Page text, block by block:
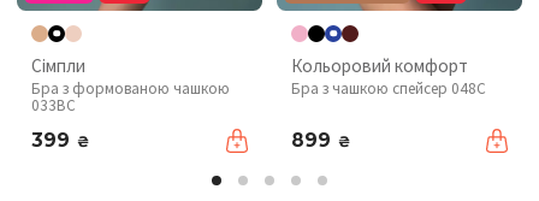
Сімпли
Бра з формованою чашкою
033BC
399 ₴
Кольоровий комфорт
Бра з чашкою спейсер 048C
899 ₴